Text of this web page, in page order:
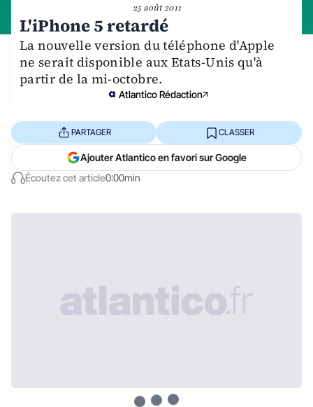
25 août 2011
L'iPhone 5 retardé
La nouvelle version du téléphone d'Apple
ne serait disponible aux Etats-Unis qu'à
partir de la mi-octobre.
Atlantico Rédaction
Écoutez cet article0:00min
PARTAGER CLASSER
Ajouter Atlantico en favori sur Google